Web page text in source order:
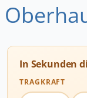
In Sekunden
TRAGKRAFT